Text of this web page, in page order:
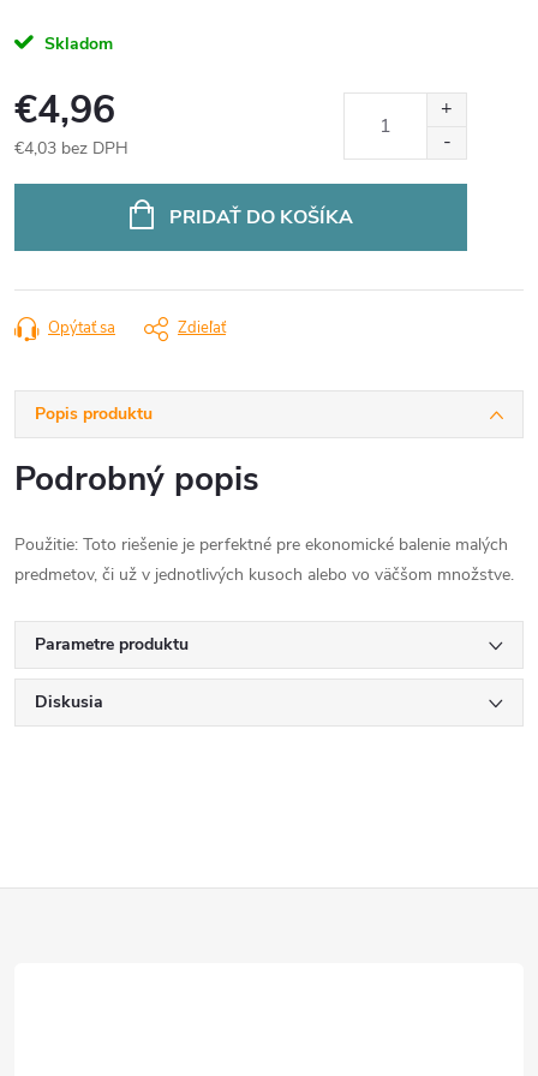
Skladom
€4,96
€4,03 bez DPH
PRIDAŤ DO KOŠÍKA
Opýtať sa Zdieľať
Popis produktu
Podrobný popis
Použitie: Toto riešenie je perfektné pre ekonomické balenie malých
predmetov, či už v jednotlivých kusoch alebo vo väčšom množstve.
Parametre produktu
Diskusia